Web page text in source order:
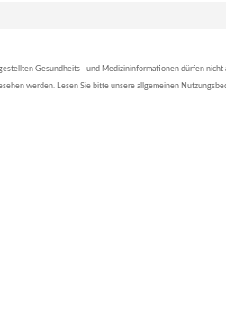
Gesundheits– und Medizininformationen dürfen nicht
werden. Lesen Sie bitte unsere allgemeinen